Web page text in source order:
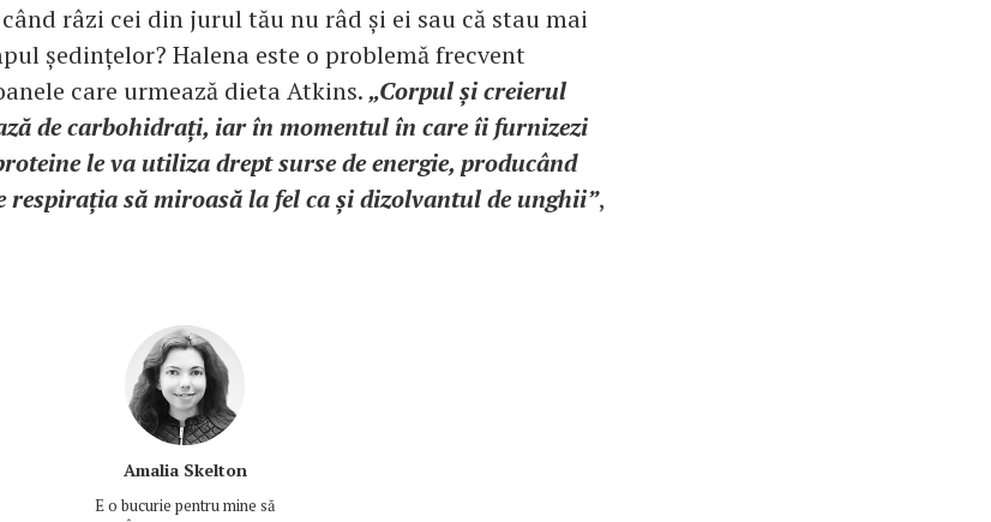
râzi cei din jurul tău nu râd și ei sau că stau mai
ședințelor? Halena este o problemă frecvent
care urmează dieta Atkins.„Corpul și creierul
de carbohidrați, iar în momentul în care îi furnizezi
le va utiliza drept surse de energie, producând
respirația să miroasă la fel ca și dizolvantul de unghii”,
Amalia Skelton
E o bucurie pentru mine să